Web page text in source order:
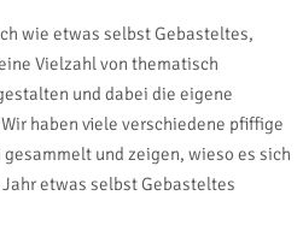
wie etwas selbst Gebasteltes,
Vielzahl von thematisch
und dabei die eigene
haben viele verschiedene pfiffige
gesammelt und zeigen, wieso es sich
etwas selbst Gebasteltes